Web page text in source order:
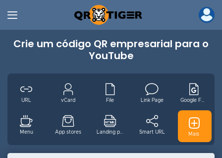
Crie um código QR empresarial para o
YouTube
URL vCard File Link Page
Menu App stores Smart URL GS1 Digital
Mais